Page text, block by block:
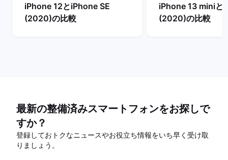
iPhone 12とiPhone SE
(2020)の比較
iPhone 13 miniと
(2020)の比較
最新の整備済みスマートフォンをお探しで
すか？
登録しておトクなニュースやお役立ち情報をいち早く受け取
りましょう。